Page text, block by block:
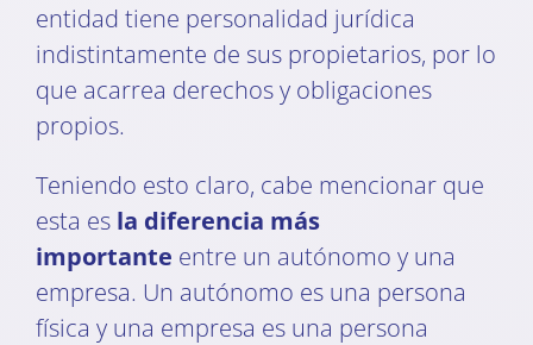
entidad tiene personalidad jurídica
indistintamente de sus propietarios, por lo
que acarrea derechos y obligaciones
propios.
Teniendo esto claro, cabe mencionar que
esta es la diferencia más
importante entre un autónomo y una
empresa. Un autónomo es una persona
física y una empresa es una persona